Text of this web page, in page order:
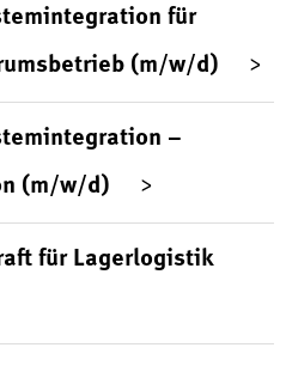
für
(m/w/d)
–
(m/w/d)
für Lagerlogistik